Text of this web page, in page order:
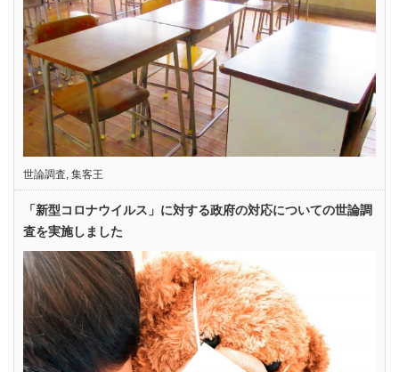
世論調査 集客王
「新型コロナウイルス」に対する政府の対応についての世論調
査を実施しました